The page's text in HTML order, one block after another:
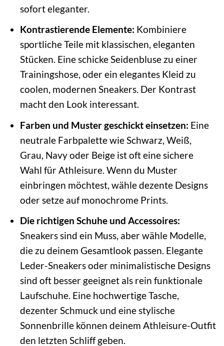
sofort eleganter.
Kontrastierende Elemente: Kombiniere
sportliche Teile mit klassischen, eleganten
Stücken. Eine schicke Seidenbluse zu einer
Trainingshose, oder ein elegantes Kleid zu
coolen, modernen Sneakers. Der Kontrast
macht den Look interessant.
Farben und Muster geschickt einsetzen: Eine
neutrale Farbpalette wie Schwarz, Weiß,
Grau, Navy oder Beige ist oft eine sichere
Wahl für Athleisure. Wenn du Muster
einbringen möchtest, wähle dezente Designs
oder setze auf monochrome Prints.
Die richtigen Schuhe und Accessoires:
Sneakers sind ein Muss, aber wähle Modelle,
die zu deinem Gesamtlook passen. Elegante
Leder-Sneakers oder minimalistische Designs
sind oft besser geeignet als rein funktionale
Laufschuhe. Eine hochwertige Tasche,
dezenter Schmuck und eine stylische
Sonnenbrille können deinem Athleisure-Outfit
den letzten Schliff geben.